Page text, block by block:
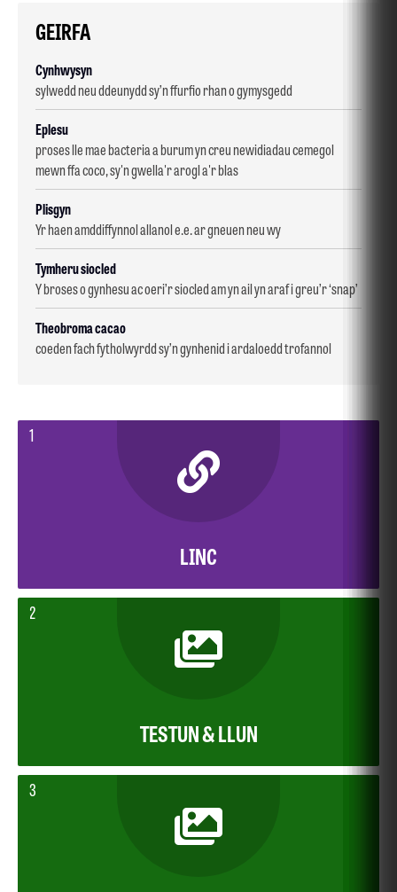
GEIRFA
Cynhwysyn
sylwedd neu ddeunydd sy’n ffurfio rhan o gymysgedd
Eplesu
proses lle mae bacteria a burum yn creu newidiadau cemegol
mewn ffa coco, sy'n gwella'r arogl a'r blas
Plisgyn
Yr haen amddiffynnol allanol e.e. ar gneuen neu wy
Tymheru siocled
Y broses o gynhesu ac oeri’r siocled am yn ail yn araf i greu’r ‘snap’
Theobroma cacao
coeden fach fytholwyrdd sy’n gynhenid i ardaloedd trofannol
1
LINC
2
TESTUN & LLUN
3